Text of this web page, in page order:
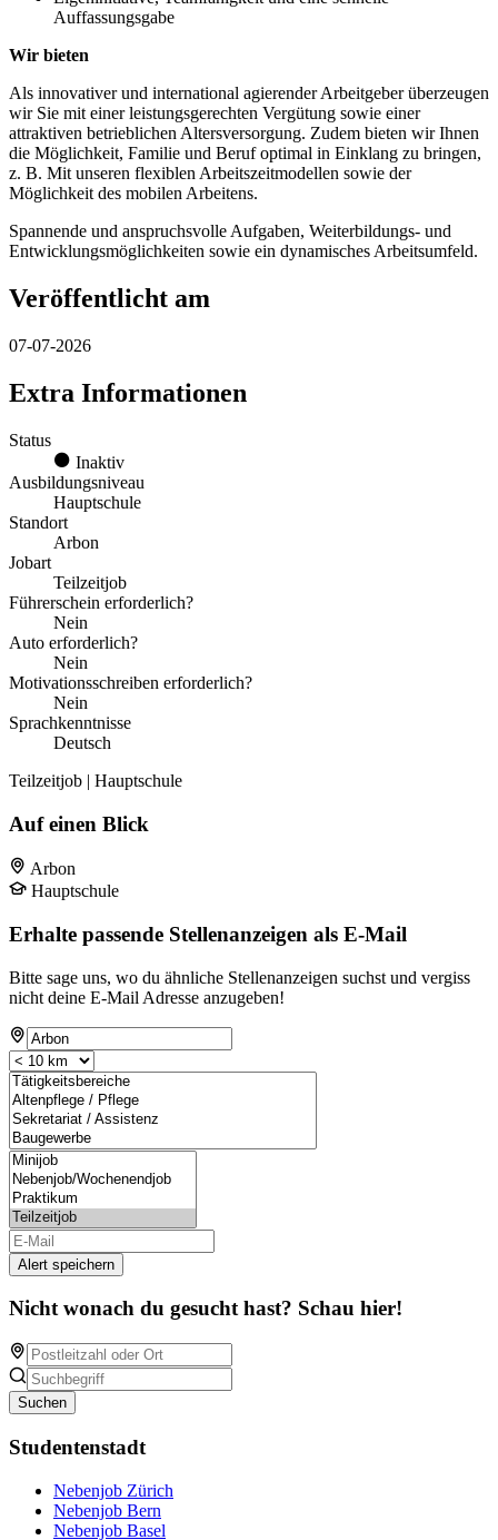
Auffassungsgabe
Wir bieten
Als innovativer und international agierender Arbeitgeber überzeugen
wir Sie mit einer leistungsgerechten Vergütung sowie einer
attraktiven betrieblichen Altersversorgung. Zudem bieten wir Ihnen
die Möglichkeit, Familie und Beruf optimal in Einklang zu bringen,
z. B. Mit unseren flexiblen Arbeitszeitmodellen sowie der
Möglichkeit des mobilen Arbeitens.
Spannende und anspruchsvolle Aufgaben, Weiterbildungs- und
Entwicklungsmöglichkeiten sowie ein dynamisches Arbeitsumfeld.
Veröffentlicht am
07-07-2026
Extra Informationen
Status
Inaktiv
Ausbildungsniveau
Hauptschule
Standort
Arbon
Jobart
Teilzeitjob
Führerschein erforderlich?
Nein
Auto erforderlich?
Nein
Motivationsschreiben erforderlich?
Nein
Sprachkenntnisse
Deutsch
Teilzeitjob | Hauptschule
Auf einen Blick
Arbon
Hauptschule
Erhalte passende Stellenanzeigen als E-Mail
Bitte sage uns, wo du ähnliche Stellenanzeigen suchst und vergiss
nicht deine E-Mail Adresse anzugeben!
Alert speichern
Nicht wonach du gesucht hast? Schau hier!
Suchen
Studentenstadt
Nebenjob Zürich
Nebenjob Bern
Nebenjob Basel